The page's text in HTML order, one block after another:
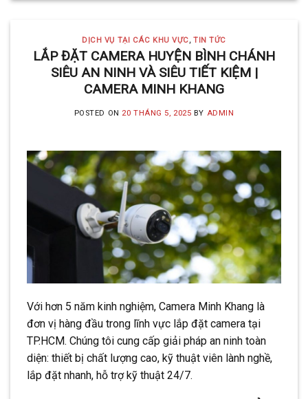
DỊCH VỤ TẠI CÁC KHU VỰC,TIN TỨC
LẮP ĐẶT CAMERA HUYỆN BÌNH CHÁNH
SIÊU AN NINH VÀ SIÊU TIẾT KIỆM |
CAMERA MINH KHANG
POSTED ON 20 THÁNG 5, 2025 BY ADMIN
Với hơn 5 năm kinh nghiệm, Camera Minh Khang là
đơn vị hàng đầu trong lĩnh vực lắp đặt camera tại
TP.HCM. Chúng tôi cung cấp giải pháp an ninh toàn
diện: thiết bị chất lượng cao, kỹ thuật viên lành nghề,
lắp đặt nhanh, hỗ trợ kỹ thuật 24/7.